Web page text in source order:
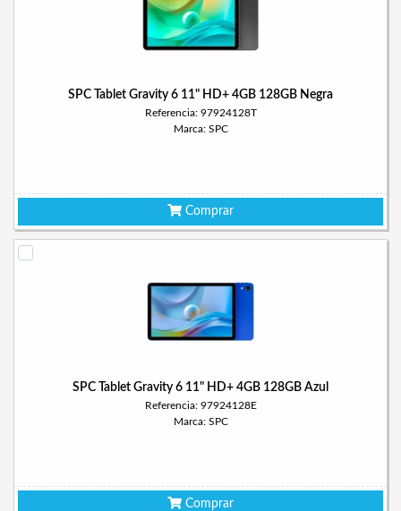
SPC Tablet Gravity 6 11" HD+ 4GB 128GB Negra
Referencia: 97924128T
Marca: SPC
Comprar
SPC Tablet Gravity 6 11" HD+ 4GB 128GB Azul
Referencia: 97924128E
Marca: SPC
Comprar